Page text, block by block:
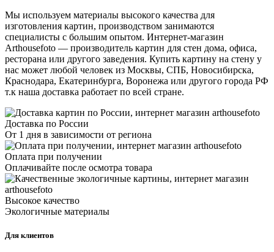
Мы используем материалы высокого качества для
изготовления картин, производством занимаются
специалисты с большим опытом. Интернет-магазин
Arthousefoto — производитель картин для стен дома, офиса,
ресторана или другого заведения. Купить картину на стену у
нас может любой человек из Москвы, СПБ, Новосибирска,
Краснодара, Екатеринбурга, Воронежа или другого города РФ
т.к наша доставка работает по всей стране.
Доставка по России
От 1 дня в зависимости от региона
Оплата при получении
Оплачивайте после осмотра товара
Высокое качество
Экологичные материалы
Для клиентов